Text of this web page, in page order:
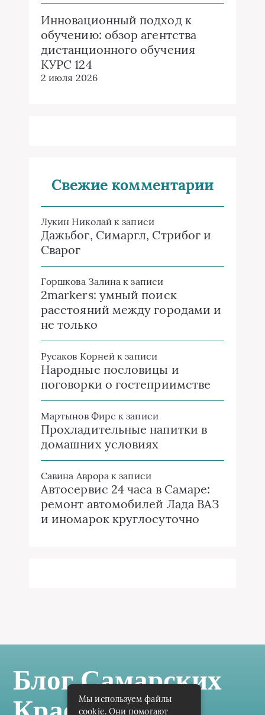
Инновационный подход к
обучению: обзор агентства
дистанционного обучения
КУРС 124
2 июля 2026
Свежие комментарии
Лукин Николай к записи
Дажьбог, Симаргл, Стрибог и
Сварог
Горшкова Залина к записи
2markers: умный поиск
расстояний между городами и
не только
Русаков Корней к записи
Народные пословицы и
поговорки о гостеприимстве
Мартынов Фирс к записи
Прохладительные напитки в
домашних условиях
Савина Аврора к записи
Автосервис 24 часа в Самаре:
ремонт автомобилей Лада ВАЗ
и иномарок круглосуточно
Блог Самарских
Мы используем файлы
cookie. Они помогают